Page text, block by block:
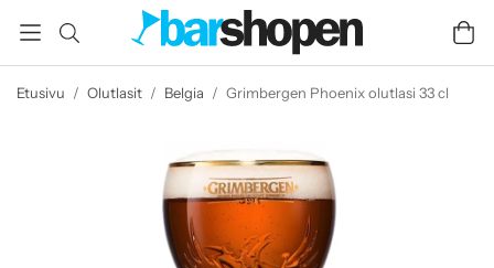
Etusivu / Olutlasit / Belgia / Grimbergen Phoenix olutlasi 33 cl